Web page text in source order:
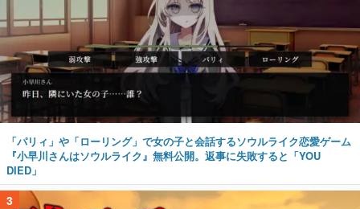
「パリィ」や「ローリング」で女の子と会話するソウルライク恋愛ゲーム
『小早川さんはソウルライク』無料公開。返事に失敗すると「YOU
DIED」
3